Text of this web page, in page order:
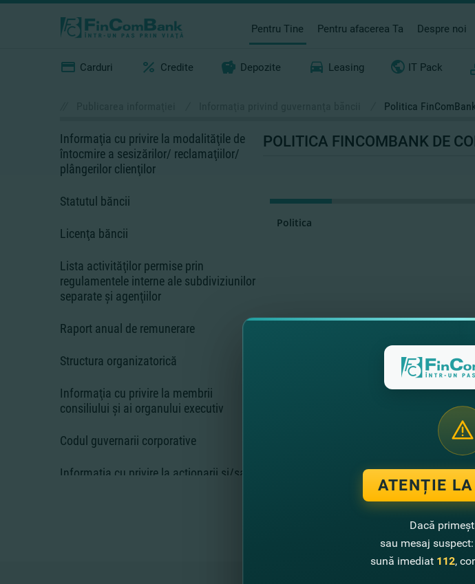
Pentru Tine Pentru afacerea Ta Despre noi
Carduri Credite Depozite Leasing IT Pack
Politica
Informaţia cu privire la modalităţile de
întocmire a sesizărilor/ reclamaţiilor/
plângerilor clienţilor
Statutul băncii
Licenţa băncii
Lista activităţilor permise prin
regulamentele interne ale subdiviziunilor
separate şi agenţiilor
Raport anual de remunerare
Structura organizatorică
Informaţia cu privire la membrii
consiliului şi ai organului executiv
Codul guvernarii corporative
Informaţia cu privire la acţionarii şi/sau
POLITICA FINCOMBANK DE
Politica
ATENȚIE
Dacă
sau mesaj
sună imediat 112,